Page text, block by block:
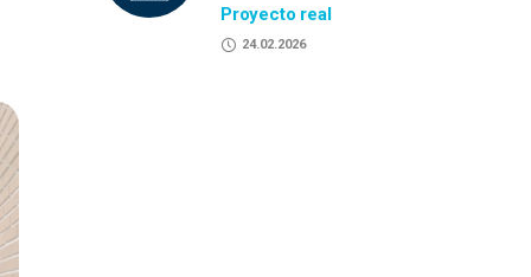
Proyecto real
24.02.2026